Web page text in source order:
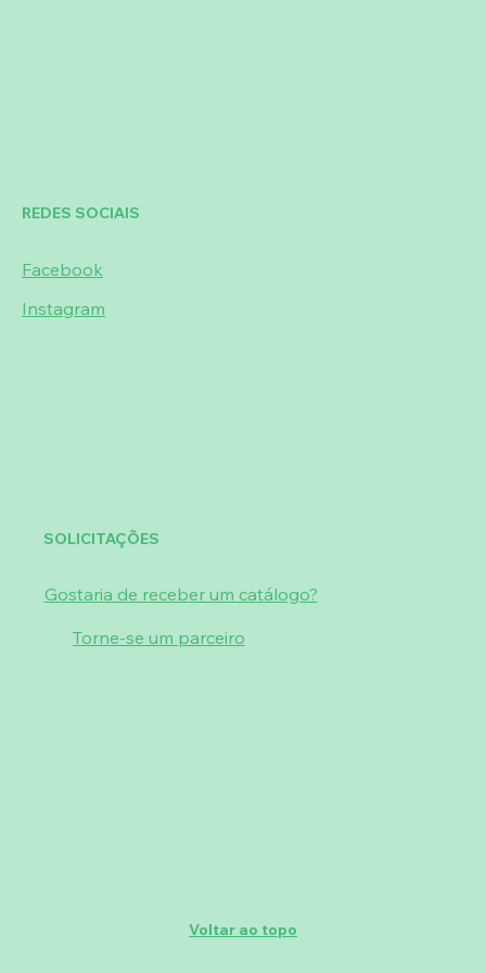
REDES SOCIAIS
Facebook
Instagram
SOLICITAÇÕES
Gostaria de receber um catálogo?
Torne-se um parceiro
Voltar ao topo